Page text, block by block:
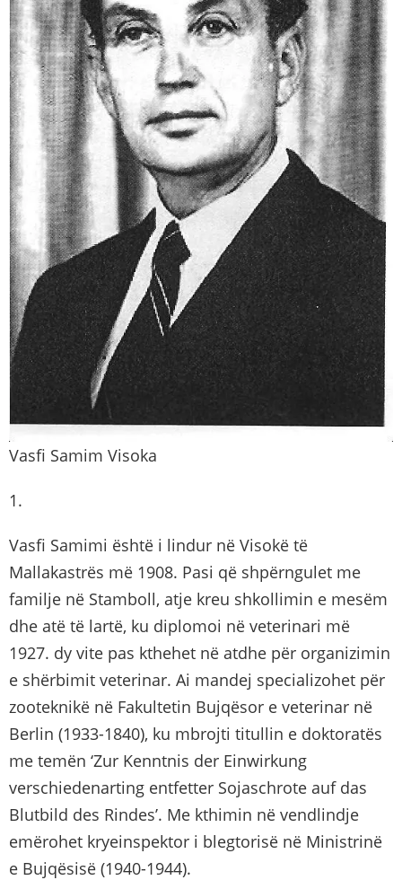
Vasfi Samim Visoka
1.
Vasfi Samimi është i lindur në Visokë të
Mallakastrës më 1908. Pasi që shpërngulet me
familje në Stamboll, atje kreu shkollimin e mesëm
dhe atë të lartë, ku diplomoi në veterinari më
1927. dy vite pas kthehet në atdhe për organizimin
e shërbimit veterinar. Ai mandej specializohet për
zooteknikë në Fakultetin Bujqësor e veterinar në
Berlin (1933-1840), ku mbrojti titullin e doktoratës
me temën ‘Zur Kenntnis der Einwirkung
verschiedenarting entfetter Sojaschrote auf das
Blutbild des Rindes’. Me kthimin në vendlindje
emërohet kryeinspektor i blegtorisë në Ministrinë
e Bujqësisë (1940-1944).